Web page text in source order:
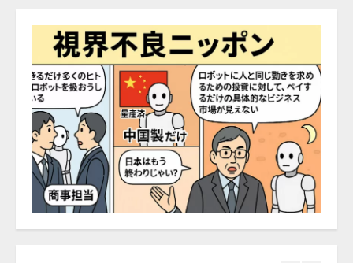
4
務系70事務所×5つのAIで実態調査
を実施
2026/08/06/11:53:44
5
ZETAアライアンス、AIとIoTの共
創を推進する 「Agentic IoT Lab」
を設立
2026/08/06/11:53:44
AI駆動開発の推進に向けて
「TinhVan Technologies JSC.」と業